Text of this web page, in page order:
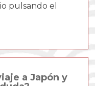
pulsando el
a Japón y